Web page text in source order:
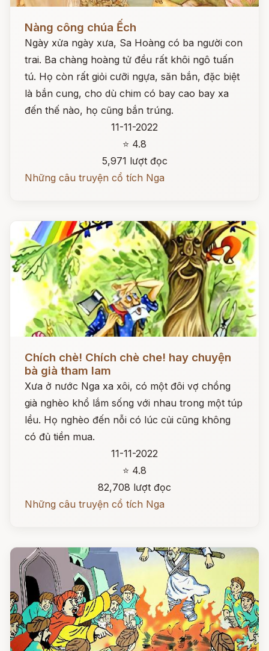
Nàng công chúa Ếch
Ngày xửa ngày xưa, Sa Hoàng có ba người con
trai. Ba chàng hoàng tử đều rất khôi ngô tuấn
tú. Họ còn rất giỏi cưỡi ngựa, săn bắn, đặc biệt
là bắn cung, cho dù chim có bay cao bay xa
đến thế nào, họ cũng bắn trúng.
11-11-2022
⭐ 4.8
5,971 lượt đọc
Những câu truyện cổ tích Nga
Chích chè! Chích chè che! hay chuyện
bà già tham lam
Xưa ở nước Nga xa xôi, có một đôi vợ chồng
già nghèo khổ lắm sống với nhau trong một túp
lều. Họ nghèo đến nỗi có lúc củi cũng không
có đủ tiền mua.
11-11-2022
⭐ 4.8
82,708 lượt đọc
Những câu truyện cổ tích Nga